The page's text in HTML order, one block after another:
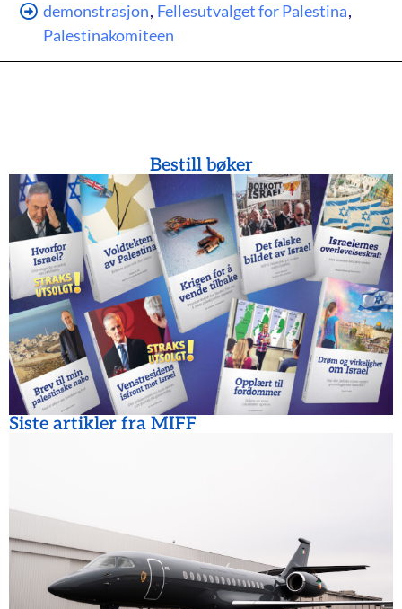
demonstrasjon, Fellesutvalget for Palestina,
Palestinakomiteen
Bestill bøker
Siste artikler fra MIFF